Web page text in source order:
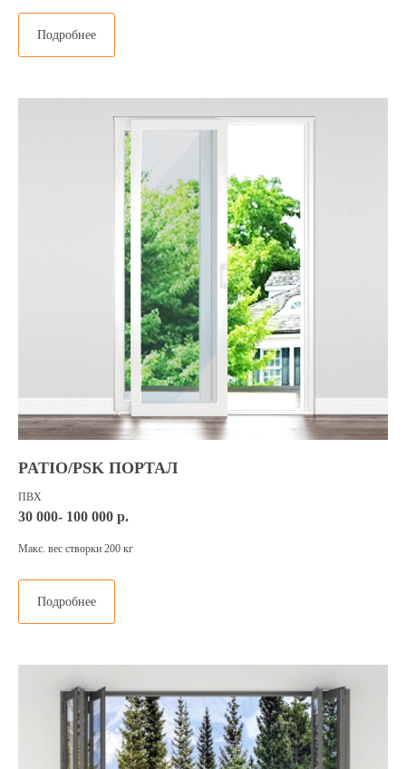
Подробнее
PATIO/PSK ПОРТАЛ
ПВХ
30 000- 100 000 р.
Макс. вес створки 200 кг
Подробнее